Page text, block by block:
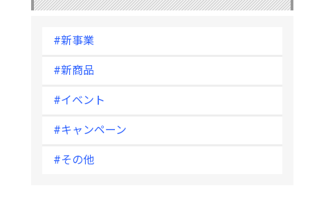
#新事業
#新商品
#イベント
#キャンペーン
#その他